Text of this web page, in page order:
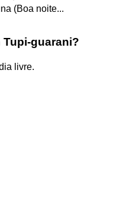
(Boa noite...
guarani?
livre.